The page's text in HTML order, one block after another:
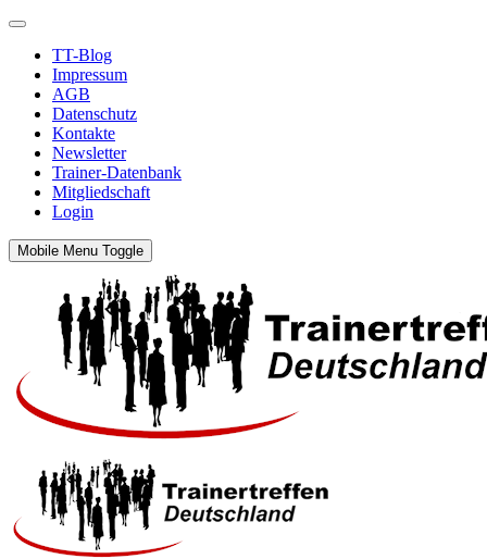
TT-Blog
Impressum
AGB
Datenschutz
Kontakte
Newsletter
Trainer-Datenbank
Mitgliedschaft
Login
Mobile Menu Toggle